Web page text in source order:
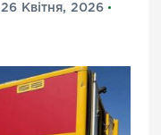
26 Квітня, 2026